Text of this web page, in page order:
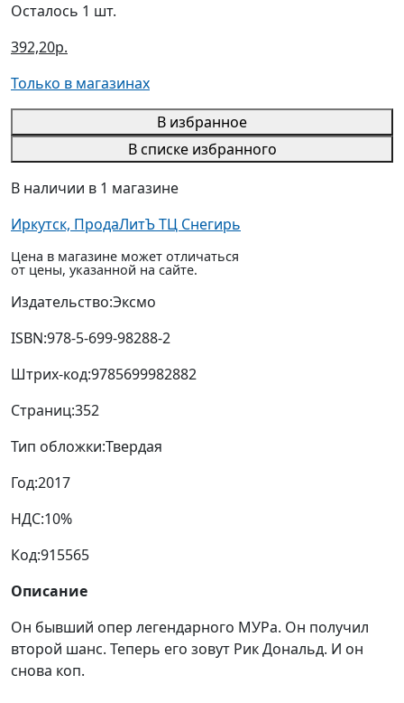
Осталось 1 шт.
392,20р.
Только в магазинах
В избранное
В списке избранного
В наличии в 1 магазине
Иркутск, ПродаЛитЪ ТЦ Снегирь
Цена в магазине может отличаться
от цены, указанной на сайте.
Издательство:Эксмо
ISBN:978-5-699-98288-2
Штрих-код:9785699982882
Страниц:352
Тип обложки:Твердая
Год:2017
НДС:10%
Код:915565
Описание
Он бывший опер легендарного МУРа. Он получил
второй шанс. Теперь его зовут Рик Дональд. И он
снова коп.